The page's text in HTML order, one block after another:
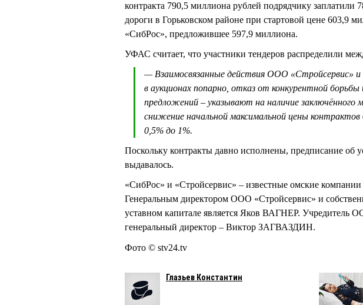
контракта 790,5 миллиона рублей подрядчику заплатили
дороги в Горьковском районе при стартовой цене 603,9
«СибРос», предложившее 597,9 миллиона.
УФАС считает, что участники тендеров распределили
— Взаимосвязанные действия ООО «Стройсервис»
в аукционах попарно, отказ от конкурентной
предложений – указывают на наличие
снижение начальной максимальной цены
0,5% до 1%.
Поскольку контракты давно исполнены, предписание об
выдавалось.
«СибРос» и «Стройсервис» – известные омские
Генеральным директором ООО «Стройсервис» и
уставном капитале является Яков ВАГНЕР.
генеральный директор – Виктор ЗАГВАЗДИН.
Фото © stv24.tv
Глазьев Константин